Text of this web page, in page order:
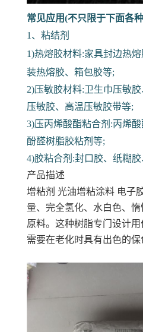
常见应用(不只限于下面各
1、粘结剂
1)热熔胶材料:家具封边热
装热熔胶、箱包胶等;
2)压敏胶材料:卫生巾压敏
压敏胶、高温压敏胶带等;
3)压丙烯酸酯粘合剂:丙烯
酚醛树脂胶粘剂等;
4)胶粘合剂:封口胶、纸糊
产品描述
增粘剂 光油增粘涂料 电子
量、完全氢化、水白色、
原料。这种树脂专门设计
需要在老化时具有出色的保